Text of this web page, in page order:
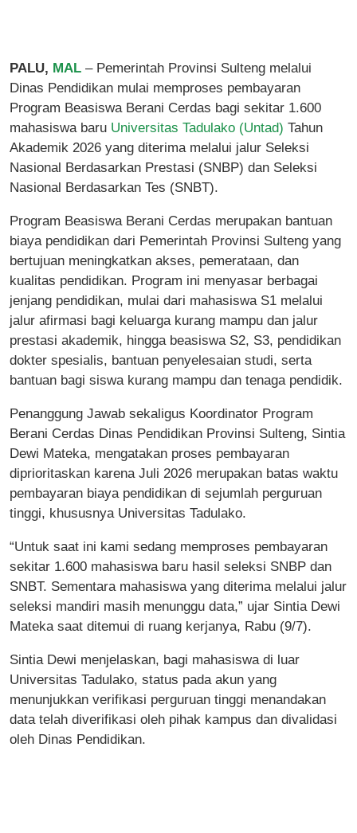
PALU, MAL – Pemerintah Provinsi Sulteng melalui
Dinas Pendidikan mulai memproses pembayaran
Program Beasiswa Berani Cerdas bagi sekitar 1.600
mahasiswa baru Universitas Tadulako (Untad) Tahun
Akademik 2026 yang diterima melalui jalur Seleksi
Nasional Berdasarkan Prestasi (SNBP) dan Seleksi
Nasional Berdasarkan Tes (SNBT).
Program Beasiswa Berani Cerdas merupakan bantuan
biaya pendidikan dari Pemerintah Provinsi Sulteng yang
bertujuan meningkatkan akses, pemerataan, dan
kualitas pendidikan. Program ini menyasar berbagai
jenjang pendidikan, mulai dari mahasiswa S1 melalui
jalur afirmasi bagi keluarga kurang mampu dan jalur
prestasi akademik, hingga beasiswa S2, S3, pendidikan
dokter spesialis, bantuan penyelesaian studi, serta
bantuan bagi siswa kurang mampu dan tenaga pendidik.
Penanggung Jawab sekaligus Koordinator Program
Berani Cerdas Dinas Pendidikan Provinsi Sulteng, Sintia
Dewi Mateka, mengatakan proses pembayaran
diprioritaskan karena Juli 2026 merupakan batas waktu
pembayaran biaya pendidikan di sejumlah perguruan
tinggi, khususnya Universitas Tadulako.
“Untuk saat ini kami sedang memproses pembayaran
sekitar 1.600 mahasiswa baru hasil seleksi SNBP dan
SNBT. Sementara mahasiswa yang diterima melalui jalur
seleksi mandiri masih menunggu data,” ujar Sintia Dewi
Mateka saat ditemui di ruang kerjanya, Rabu (9/7).
Sintia Dewi menjelaskan, bagi mahasiswa di luar
Universitas Tadulako, status pada akun yang
menunjukkan verifikasi perguruan tinggi menandakan
data telah diverifikasi oleh pihak kampus dan divalidasi
oleh Dinas Pendidikan.